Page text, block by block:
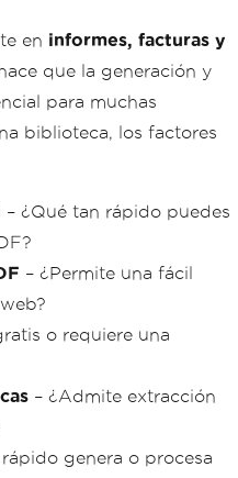
en informes, facturas y
que la generación y
para muchas
biblioteca, los factores
– ¿Qué tan rápido puedes
– ¿Permite una fácil
o requiere una
– ¿Admite extracción
genera o procesa